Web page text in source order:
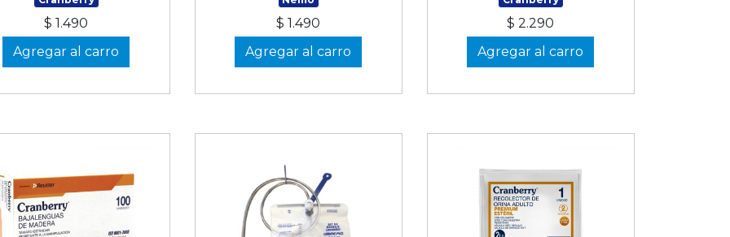
$ 1.490
Agregar al carro
$ 1.490
Agregar al carro
$ 2.290
Agregar al carro